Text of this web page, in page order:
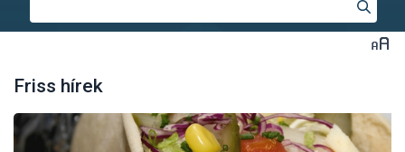
Friss hírek